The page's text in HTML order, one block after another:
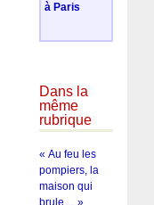
à Paris
Dans la
même
rubrique
« Au feu les
pompiers, la
maison qui
brule… »